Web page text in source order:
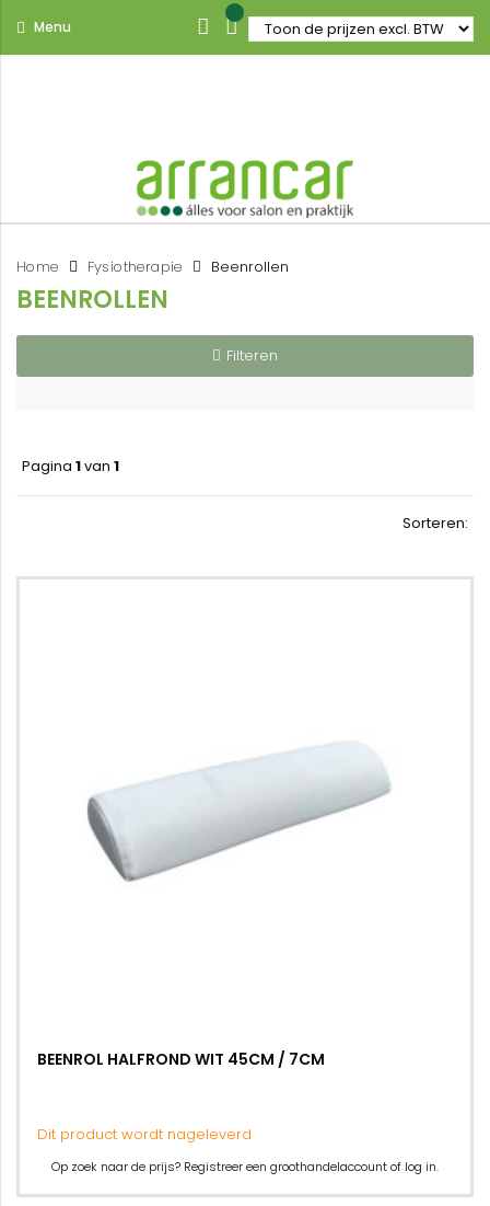
Menu
Home Fysiotherapie Beenrollen
BEENROLLEN
Filteren
Pagina 1van 1
Sorteren:
BEENROL HALFROND WIT 45CM / 7CM
Dit product wordt nageleverd
Op zoek naar de prijs? Registreer een groothandelaccount of log in.